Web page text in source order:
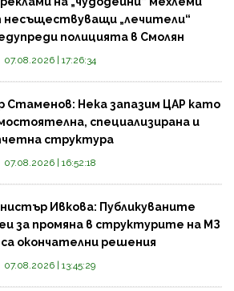
несъществуващи „лечители“
полицията в Смолян
07.08.2026 | 17:26:34
Стаменов: Нека запазим ЦАР като
специализирана и
структура
07.08.2026 | 16:52:18
Ивкова: Публикуваните
за промяна в структурите на МЗ
окончателни решения
07.08.2026 | 13:45:29